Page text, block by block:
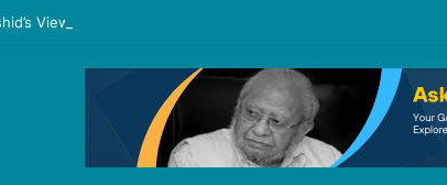
View on the G7 Meeting